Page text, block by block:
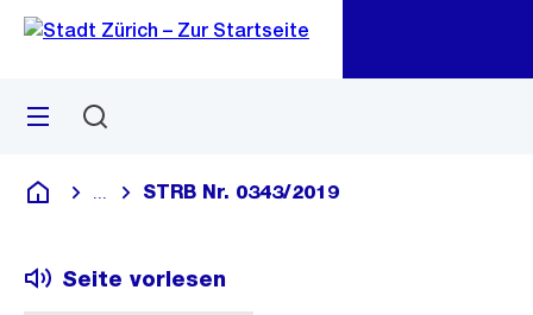
Navigation
Sprunglink
Menü
Deutsch
Blende alle Breadcrumbs ein
STRB Nr. 0343/2019
Seite vorlesen